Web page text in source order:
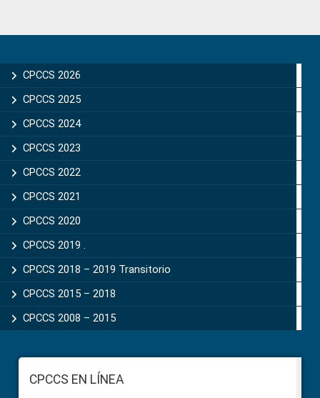
Sidebar
CPCCS 2026
CPCCS 2025
CPCCS 2024
CPCCS 2023
CPCCS 2022
CPCCS 2021
CPCCS 2020
CPCCS 2019 .
CPCCS 2018 – 2019 Transitorio
CPCCS 2015 – 2018
CPCCS 2008 – 2015
FooterCPCCS EN LÍNEA